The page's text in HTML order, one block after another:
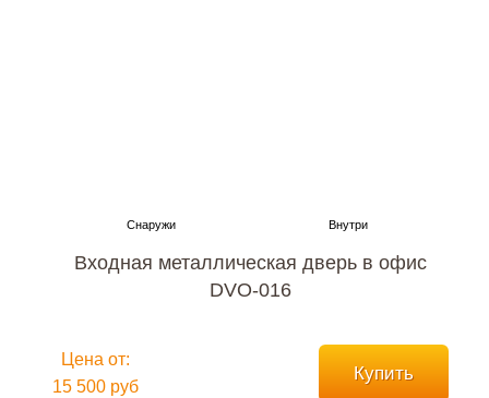
Входная металлическая дверь в офис
DVO-016
Цена от:
15 500 руб
Купить